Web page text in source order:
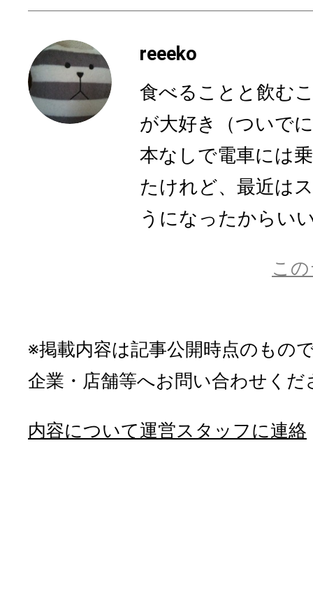
reeeko
食べることと飲む
が大好き（ついで
本なしで電車には
たけれど、最近は
うになったからい
こ
※掲載内容は記事公開時点のもの
企業・店舗等へお問い合わせくだ
内容について運営スタッフに連絡